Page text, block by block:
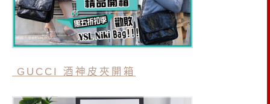
GUCCI 酒神皮夾開箱